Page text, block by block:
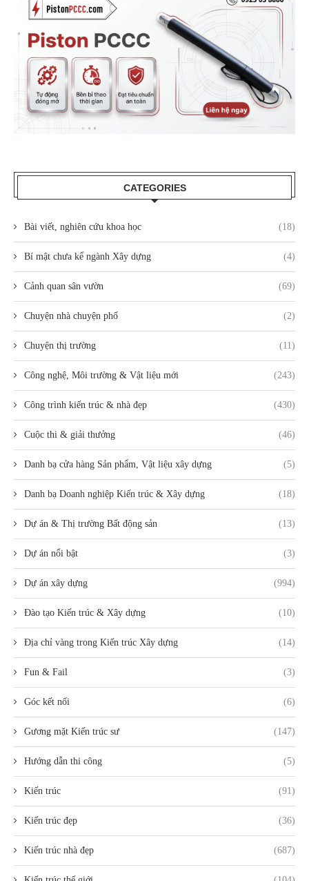
CATEGORIES
Bài viết, nghiên cứu khoa học (18)
Bí mật chưa kể ngành Xây dựng (4)
Cảnh quan sân vườn (69)
Chuyện nhà chuyện phố (2)
Chuyện thị trường (11)
Công nghệ, Môi trường & Vật liệu mới (243)
Công trình kiến trúc & nhà đẹp (430)
Cuộc thi & giải thưởng (46)
Danh bạ cửa hàng Sản phẩm, Vật liệu xây dựng (5)
Danh bạ Doanh nghiệp Kiến trúc & Xây dựng (18)
Dự án & Thị trường Bất động sản (13)
Dự án nổi bật (3)
Dự án xây dựng (994)
Đào tạo Kiến trúc & Xây dựng (10)
Địa chỉ vàng trong Kiến trúc Xây dựng (14)
Fun & Fail (3)
Góc kết nối (6)
Gương mặt Kiến trúc sư (147)
Hướng dẫn thi công (5)
Kiến trúc (91)
Kiến trúc đẹp (36)
Kiến trúc nhà đẹp (687)